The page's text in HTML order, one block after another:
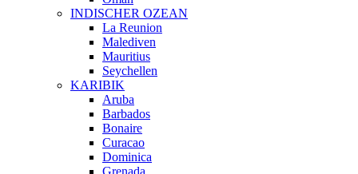
INDISCHER OZEAN
La Reunion
Malediven
Mauritius
Seychellen
KARIBIK
Aruba
Barbados
Bonaire
Curacao
Dominica
Grenada